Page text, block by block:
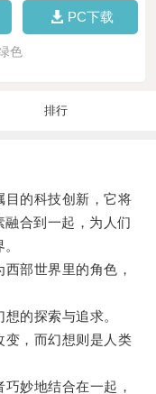
PC下载
色
排行
的科技创新，它将
合到一起，为人们
部世界里的角色，
的探索与追求。
，而幻想则是人类
妙地结合在一起，